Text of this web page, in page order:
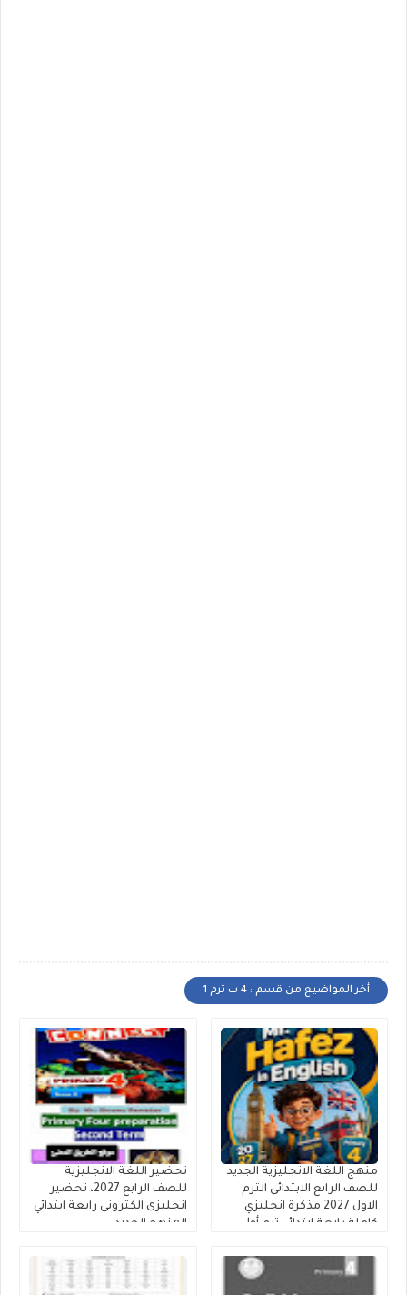
أخر المواضيع من قسم : 4 ب ترم 1
منهج اللغة الانجليزية الجديد
للصف الرابع الابتدائى الترم
الاول 2027 مذكرة انجليزي
كاملة رابعة ابتدائي ترم أول
تحضير اللغة الانجليزية
للصف الرابع 2027، تحضير
انجليزى الكترونى رابعة ابتدائي
المنهج الجديد